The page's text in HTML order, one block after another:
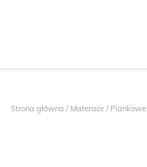
Strona główna / Materace / Piankowe